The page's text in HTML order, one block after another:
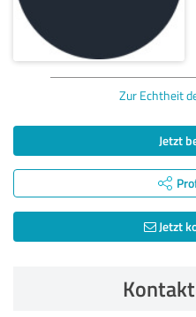
Zur Echtheit
Jetzt
Jetzt